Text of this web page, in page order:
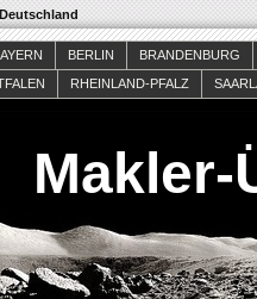
BERLIN
BRANDENBURG
RHEINLAND-PFALZ
Makler-